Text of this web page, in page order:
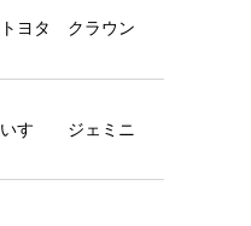
トヨタ クラウン
いすゞ ジェミニ